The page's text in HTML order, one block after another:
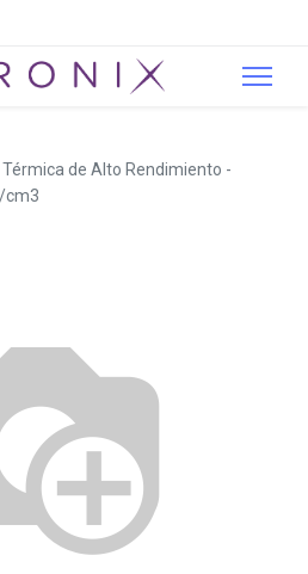
de Alto Rendimiento -
cm3